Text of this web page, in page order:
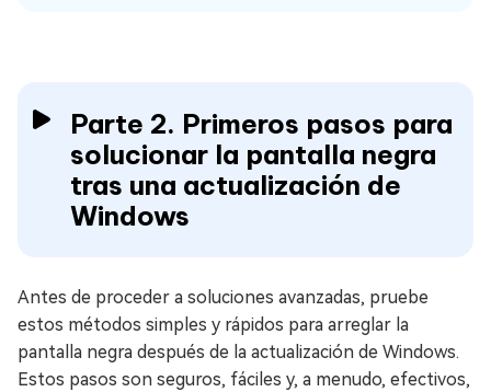
Parte 2. Primeros pasos para
solucionar la pantalla negra
tras una actualización de
Windows
Antes de proceder a soluciones avanzadas, pruebe
estos métodos simples y rápidos para arreglar la
pantalla negra después de la actualización de Windows.
Estos pasos son seguros, fáciles y, a menudo, efectivos,